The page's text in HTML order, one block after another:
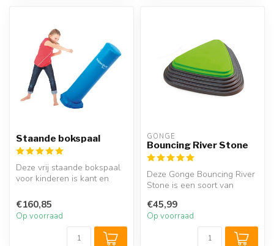
Staande bokspaal
Deze vrij staande bokspaal
voor kinderen is kant en
...
€160,85
Op voorraad
GONGE
Bouncing River Stone
Deze Gonge Bouncing River
Stone is een soort van
ingebou...
€45,99
Op voorraad